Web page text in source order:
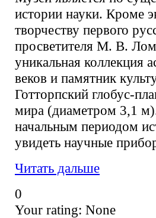
истории науки. Кроме
творчеству первого
просветителя М. В.
уникальная
веков и памятник
Готторпский глобус-
мира (диаметром 3,1
начальным периодом
увидеть научные
Читать дальше
0
Your rating: None